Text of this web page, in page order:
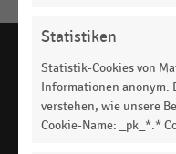
World
Wide
Fund
Nature
handelsdaten.de,
ist ein Angebot des
Statistiken
Statistik-Cookies von
Informationen anonym.
verstehen, wie unsere
Cookie-Name: _pk_*.*